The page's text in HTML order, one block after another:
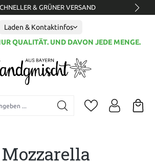
& GRÜNER VERSAND
Laden & Kontaktinfos
QUALITÄT. UND DAVON JEDE MENGE.
...